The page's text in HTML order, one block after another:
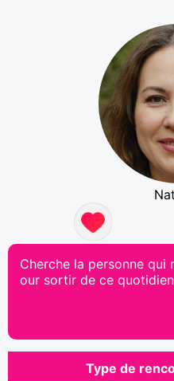
Cherche la personne
our sortir de ce
Type de